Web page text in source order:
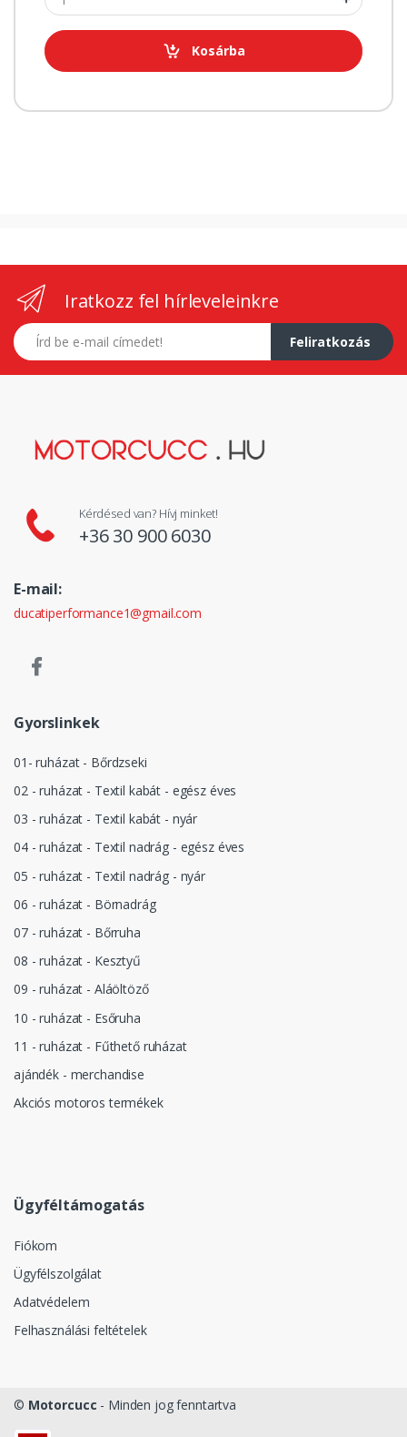
Kosárba
Iratkozz fel hírleveleinkre
E-mail címed
Feliratkozás
Kérdésed van? Hívj minket!
+36 30 900 6030
E-mail:
ducatiperformance1@gmail.com
Gyorslinkek
01- ruházat - Bőrdzseki
02 - ruházat - Textil kabát - egész éves
03 - ruházat - Textil kabát - nyár
04 - ruházat - Textil nadrág - egész éves
05 - ruházat - Textil nadrág - nyár
06 - ruházat - Börnadrág
07 - ruházat - Bőrruha
08 - ruházat - Kesztyű
09 - ruházat - Aláöltöző
10 - ruházat - Esőruha
11 - ruházat - Fűthető ruházat
ajándék - merchandise
Akciós motoros termékek
Ügyféltámogatás
Fiókom
Ügyfélszolgálat
Adatvédelem
Felhasználási feltételek
© Motorcucc - Minden jog fenntartva